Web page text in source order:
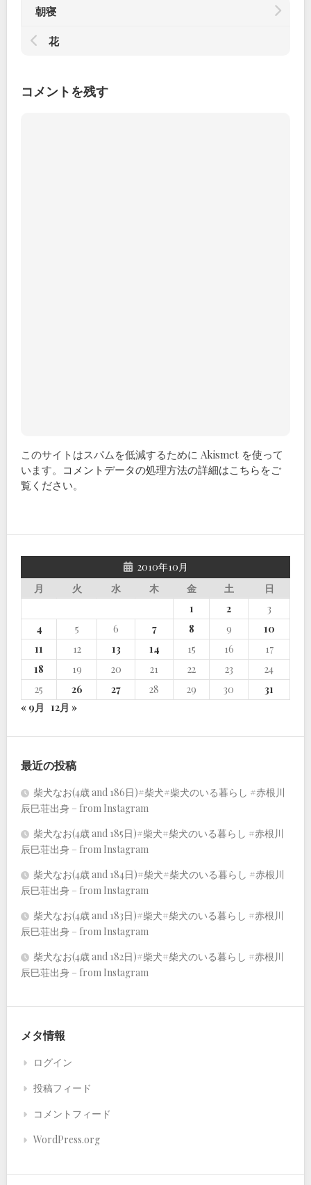
朝寝
花
コメントを残す
このサイトはスパムを低減するために Akismet を使って
います。 コメントデータの処理方法の詳細はこちらをご
覧ください。
2010年10月
月
火 水 木 金 土
日
1
2
3
4
5 6 7 8 9
10
11
12 13 14 15 16
17
18
19 20 21 22 23
24
25
26 27 28 29 30
31
« 9月 12月 »
最近の投稿
柴犬なお(4歳 and 186日)#柴犬#柴犬のいる暮らし #赤根川
辰巳荘出身 – from Instagram
柴犬なお(4歳 and 185日)#柴犬#柴犬のいる暮らし #赤根川
辰巳荘出身 – from Instagram
柴犬なお(4歳 and 184日)#柴犬#柴犬のいる暮らし #赤根川
辰巳荘出身 – from Instagram
柴犬なお(4歳 and 183日)#柴犬#柴犬のいる暮らし #赤根川
辰巳荘出身 – from Instagram
柴犬なお(4歳 and 182日)#柴犬#柴犬のいる暮らし #赤根川
辰巳荘出身 – from Instagram
メタ情報
ログイン
投稿フィード
コメントフィード
WordPress.org